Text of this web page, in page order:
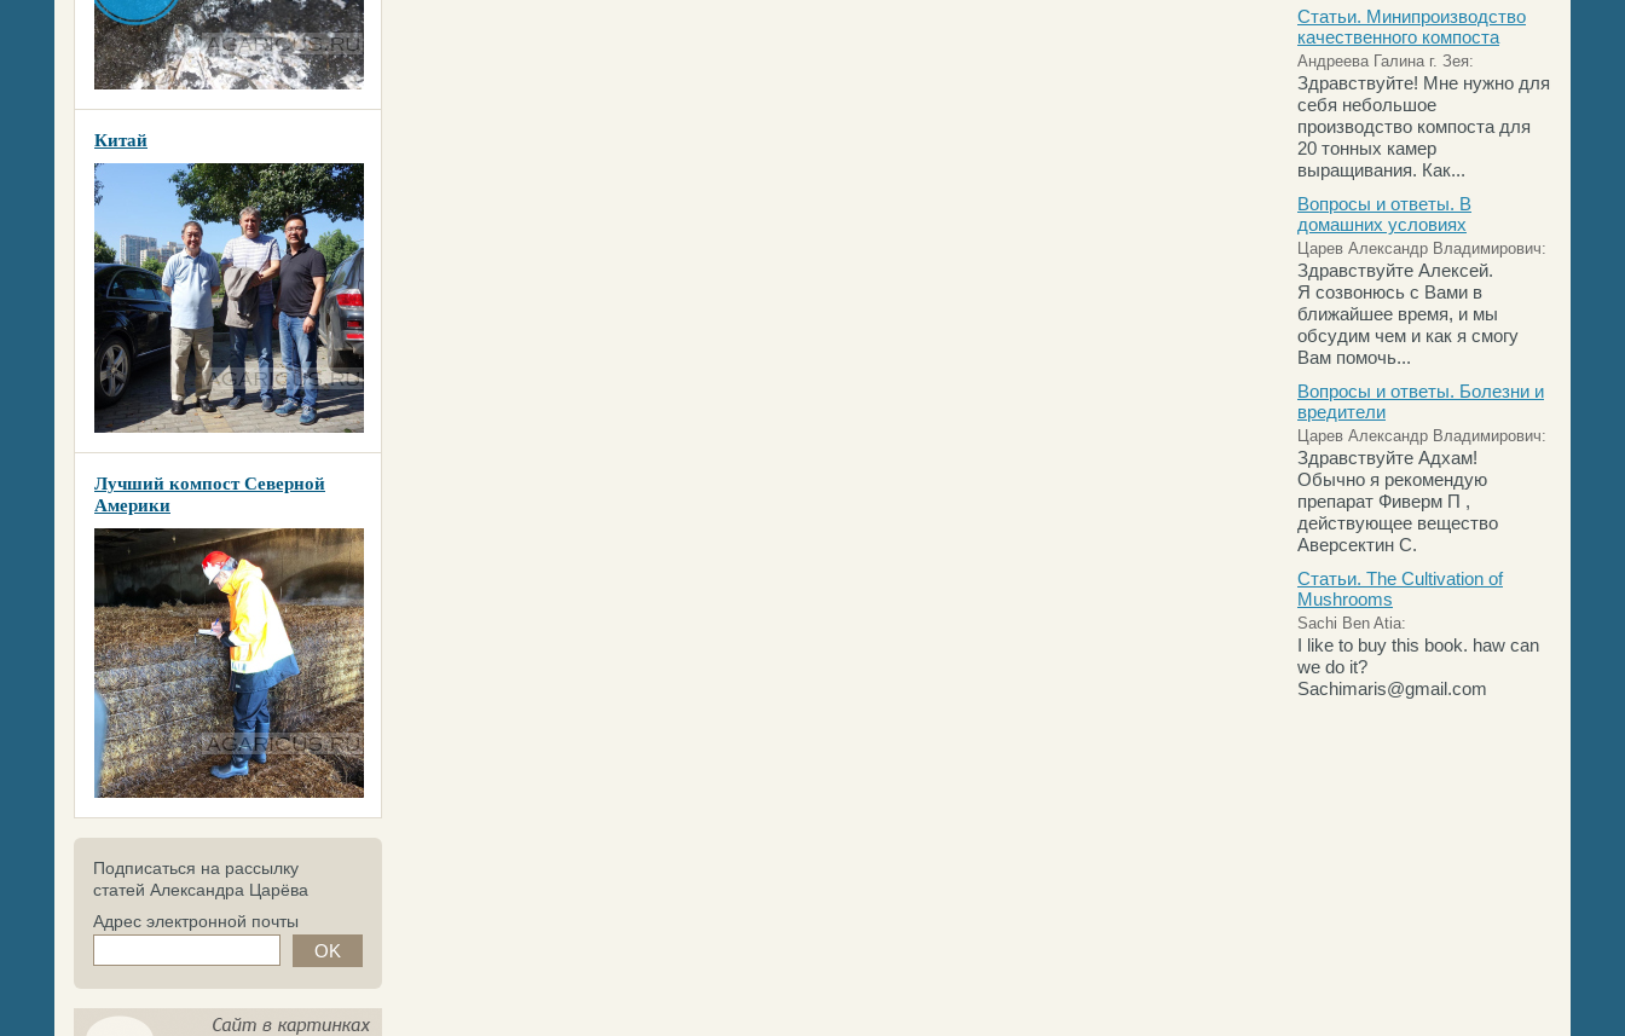
Китай
Лучший компост Северной
Америки
Подписаться на рассылку
статей Александра Царёва
Адрес электронной почты
Статьи. Минипроизводство
качественного компоста
Андреева Галина г. Зея:
Здравствуйте! Мне нужно для
себя небольшое
производство компоста для
20 тонных камер
выращивания. Как...
Вопросы и ответы. В
домашних условиях
Царев Александр Владимирович:
Здравствуйте Алексей.
Я созвонюсь с Вами в
ближайшее время, и мы
обсудим чем и как я смогу
Вам помочь...
Вопросы и ответы. Болезни и
вредители
Царев Александр Владимирович:
Здравствуйте Адхам!
Обычно я рекомендую
препарат Фиверм П ,
действующее вещество
Аверсектин С.
Статьи. The Cultivation of
Mushrooms
Sachi Ben Atia:
I like to buy this book. haw can
we do it?
Sachimaris@gmail.com